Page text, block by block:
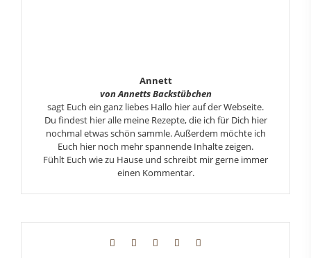
Annett
von Annetts Backstübchen
sagt Euch ein ganz liebes Hallo hier auf der Webseite.
Du findest hier alle meine Rezepte, die ich für Dich hier
nochmal etwas schön sammle. Außerdem möchte ich
Euch hier noch mehr spannende Inhalte zeigen.
Fühlt Euch wie zu Hause und schreibt mir gerne immer
einen Kommentar.